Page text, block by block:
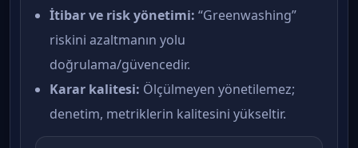
İtibar ve risk yönetimi: “Greenwashing”
riskini azaltmanın yolu
doğrulama/güvencedir.
Karar kalitesi: Ölçülmeyen yönetilemez;
denetim, metriklerin kalitesini yükseltir.